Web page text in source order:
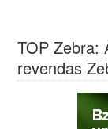
TOP Zebra:
revendas